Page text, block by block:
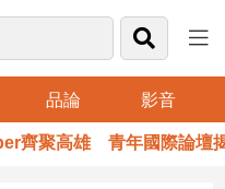
品論 影音
聚高雄 青年國際論壇揭